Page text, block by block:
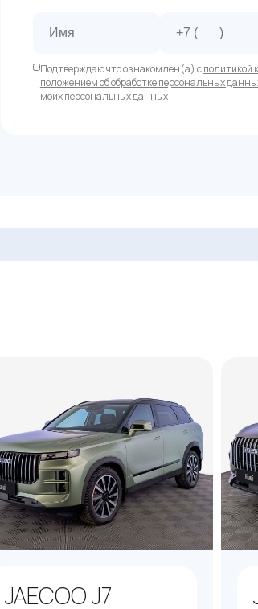
Подтверждаю что ознакомлен(а) сполитикой
положением об обработке персональных
моих персональных данных
JAECOO J7